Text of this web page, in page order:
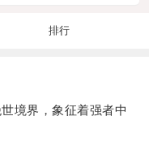
排行
境界，象征着强者中